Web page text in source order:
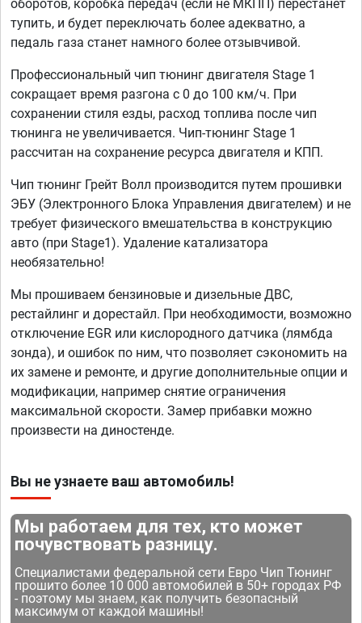
оборотов, коробка передач (если не МКПП) перестанет
тупить, и будет переключать более адекватно, а
педаль газа станет намного более отзывчивой.
Профессиональный чип тюнинг двигателя Stage 1
сокращает время разгона с 0 до 100 км/ч. При
сохранении стиля езды, расход топлива после чип
тюнинга не увеличивается. Чип-тюнинг Stage 1
рассчитан на сохранение ресурса двигателя и КПП.
Чип тюнинг Грейт Волл производится путем прошивки
ЭБУ (Электронного Блока Управления двигателем) и не
требует физического вмешательства в конструкцию
авто (при Stage1). Удаление катализатора
необязательно!
Мы прошиваем бензиновые и дизельные ДВС,
рестайлинг и дорестайл. При необходимости, возможно
отключение EGR или кислородного датчика (лямбда
зонда), и ошибок по ним, что позволяет сэкономить на
их замене и ремонте, и другие дополнительные опции и
модификации, например снятие ограничения
максимальной скорости. Замер прибавки можно
произвести на диностенде.
Вы не узнаете ваш автомобиль!
Мы работаем для тех, кто может
почувствовать разницу.
Специалистами федеральной сети Евро Чип Тюнинг
прошито более 10 000 автомобилей в 50+ городах РФ
- поэтому мы знаем, как получить безопасный
максимум от каждой машины!